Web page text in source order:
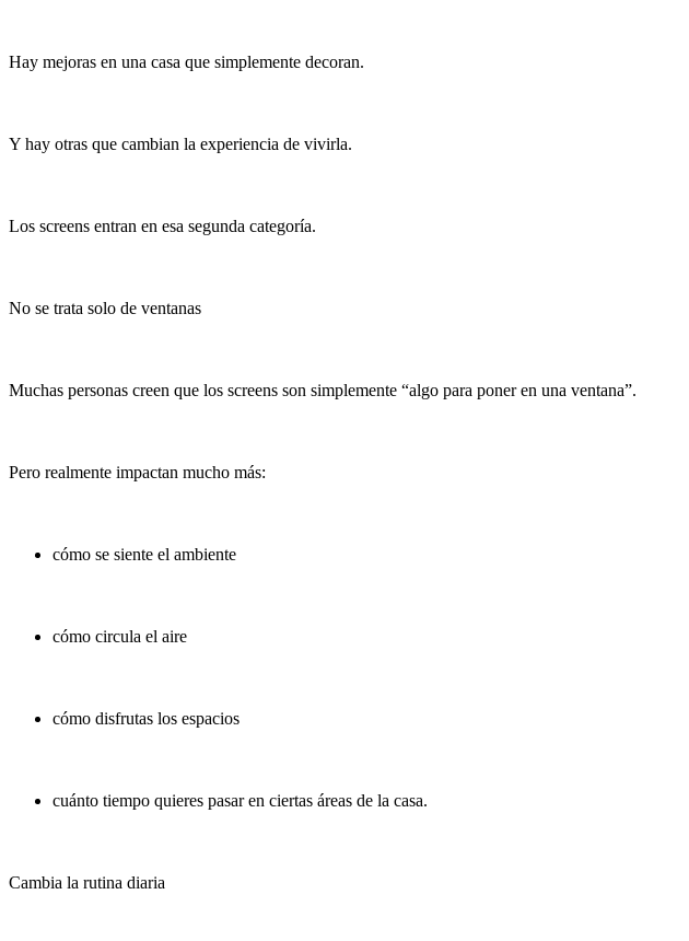
Hay mejoras en una casa que simplemente decoran.
Y hay otras que cambian la experiencia de vivirla.
Los screens entran en esa segunda categoría.
No se trata solo de ventanas
Muchas personas creen que los screens son simplemente “algo para poner en una ventana”.
Pero realmente impactan mucho más:
cómo se siente el ambiente
cómo circula el aire
cómo disfrutas los espacios
cuánto tiempo quieres pasar en ciertas áreas de la casa.
Cambia la rutina diaria